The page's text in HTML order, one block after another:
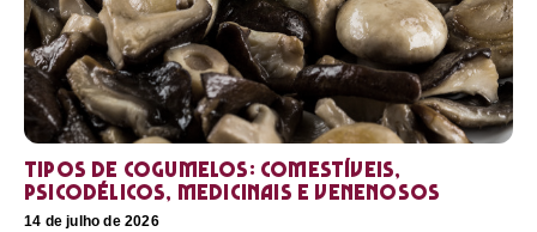
Tipos de cogumelos: comestíveis,
psicodélicos, medicinais e venenosos
14 de julho de 2026